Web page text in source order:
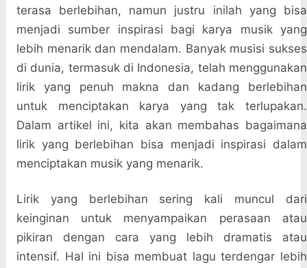
terasa berlebihan, namun justru inilah yang bisa
menjadi sumber inspirasi bagi karya musik yang
lebih menarik dan mendalam. Banyak musisi sukses
di dunia, termasuk di Indonesia, telah menggunakan
lirik yang penuh makna dan kadang berlebihan
untuk menciptakan karya yang tak terlupakan.
Dalam artikel ini, kita akan membahas bagaimana
lirik yang berlebihan bisa menjadi inspirasi dalam
menciptakan musik yang menarik.
Lirik yang berlebihan sering kali muncul dari
keinginan untuk menyampaikan perasaan atau
pikiran dengan cara yang lebih dramatis atau
intensif. Hal ini bisa membuat lagu terdengar lebih